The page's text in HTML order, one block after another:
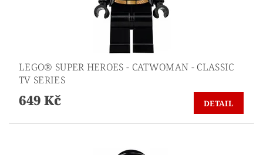
LEGO® SUPER HEROES - CATWOMAN - CLASSIC
TV SERIES
649 Kč DETAIL